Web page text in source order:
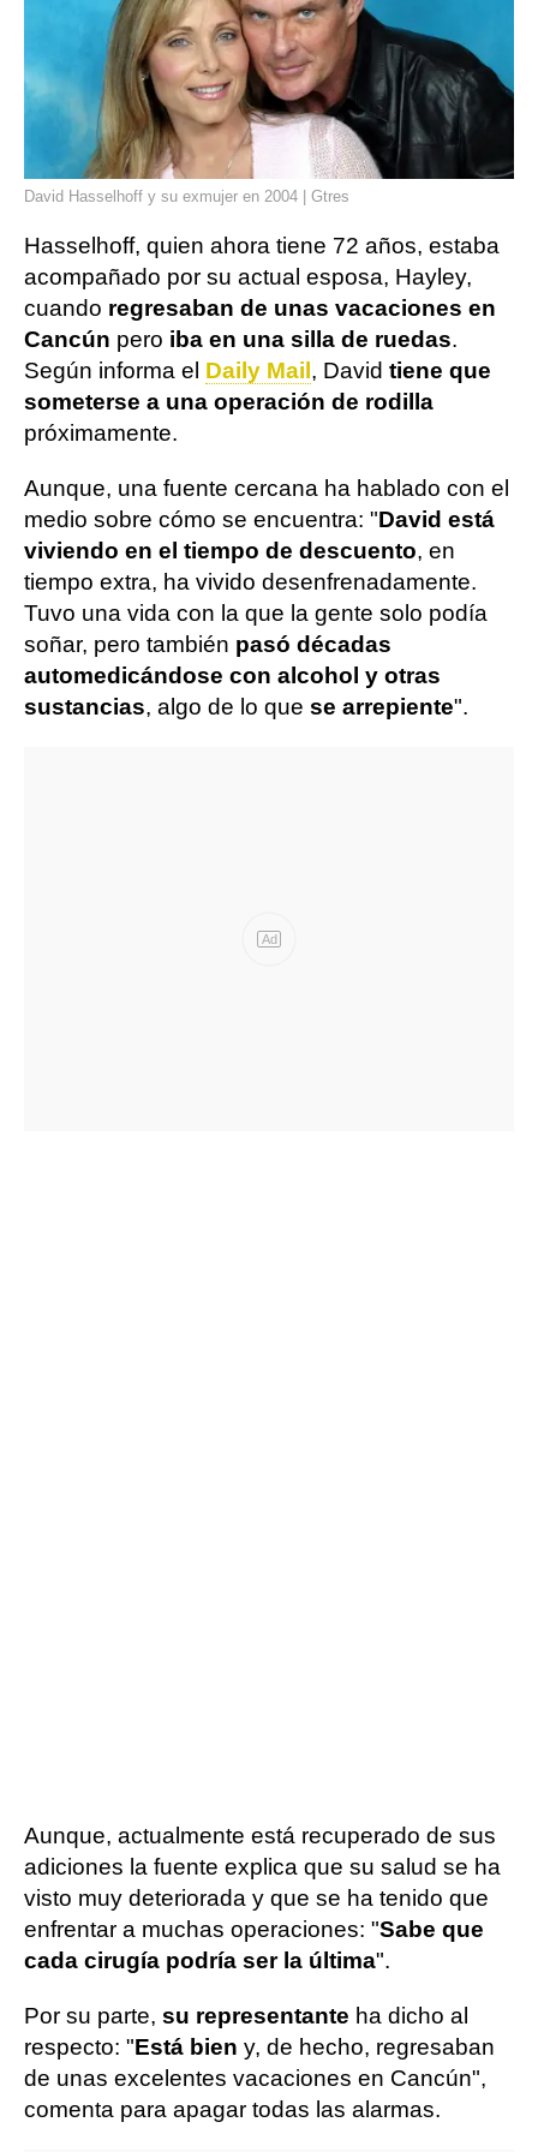
David Hasselhoff y su exmujer en 2004 | Gtres
Hasselhoff, quien ahora tiene 72 años, estaba
acompañado por su actual esposa, Hayley,
cuando regresaban de unas vacaciones en
Cancún pero iba en una silla de ruedas.
Según informa el Daily Mail , David tiene que
someterse a una operación de rodilla
próximamente.
Aunque, una fuente cercana ha hablado con el
medio sobre cómo se encuentra: "David está
viviendo en el tiempo de descuento, en
tiempo extra, ha vivido desenfrenadamente.
Tuvo una vida con la que la gente solo podía
soñar, pero también pasó décadas
automedicándose con alcohol y otras
sustancias, algo de lo que se arrepiente".
Ad
Aunque, actualmente está recuperado de sus
adiciones la fuente explica que su salud se ha
visto muy deteriorada y que se ha tenido que
enfrentar a muchas operaciones: "Sabe que
cada cirugía podría ser la última".
Por su parte, su representante ha dicho al
respecto: "Está bien y, de hecho, regresaban
de unas excelentes vacaciones en Cancún",
comenta para apagar todas las alarmas.